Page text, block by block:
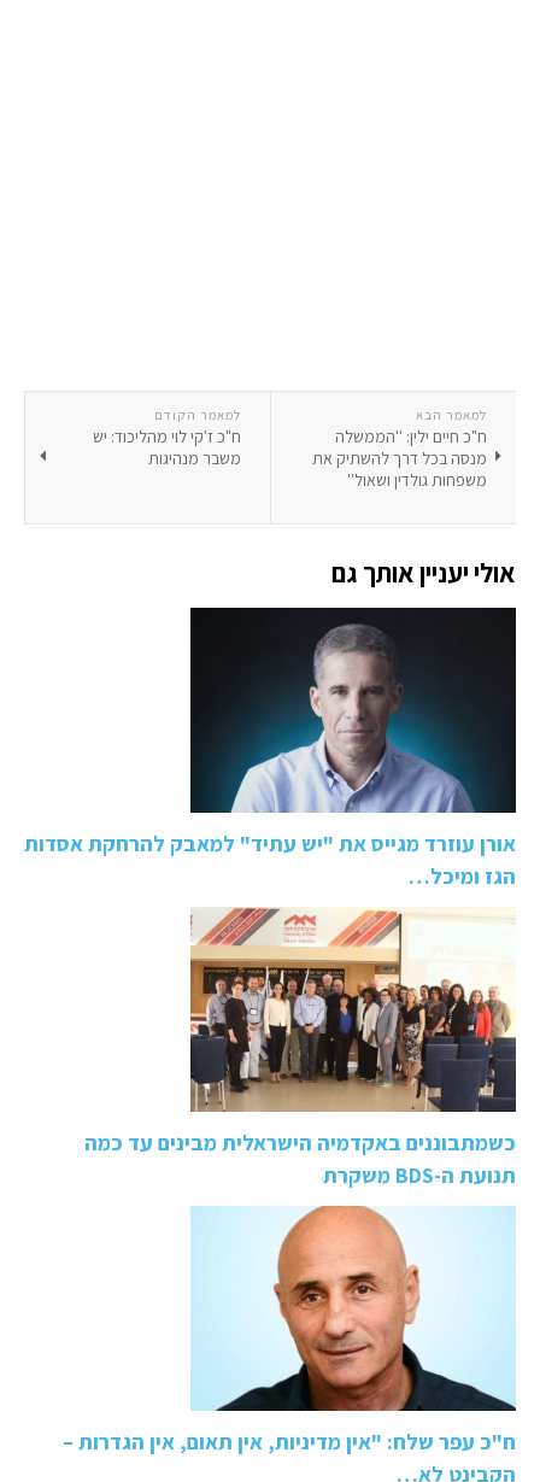
למאמר הקודם
ח"כ ז'קי לוי מהליכוד: יש
משבר מנהיגות
למאמר הבא
ח"כ חיים ילין: ''הממשלה
מנסה בכל דרך להשתיק את
משפחות גולדין ושאול''
אולי יעניין אותך גם
אורן עוזרד מגייס את "יש עתיד" למאבק להרחקת אסדות
הגז ומיכל…
כשמתבוננים באקדמיה הישראלית מבינים עד כמה
תנועת ה-BDS משקרת
ח"כ עפר שלח: "אין מדיניות, אין תאום, אין הגדרות –
הקבינט לא…